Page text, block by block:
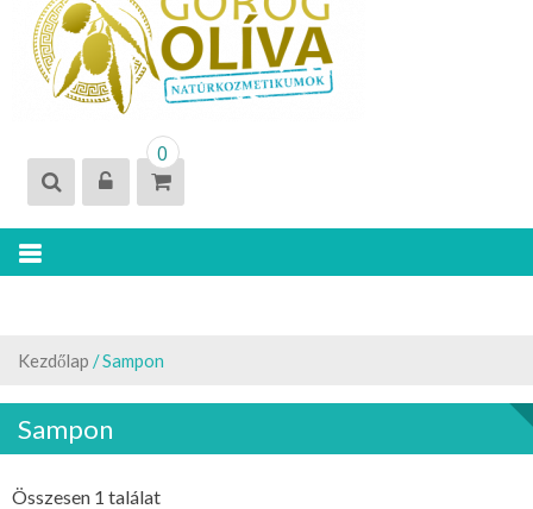
0
Kezdőlap / Sampon
Sampon
Összesen 1 találat